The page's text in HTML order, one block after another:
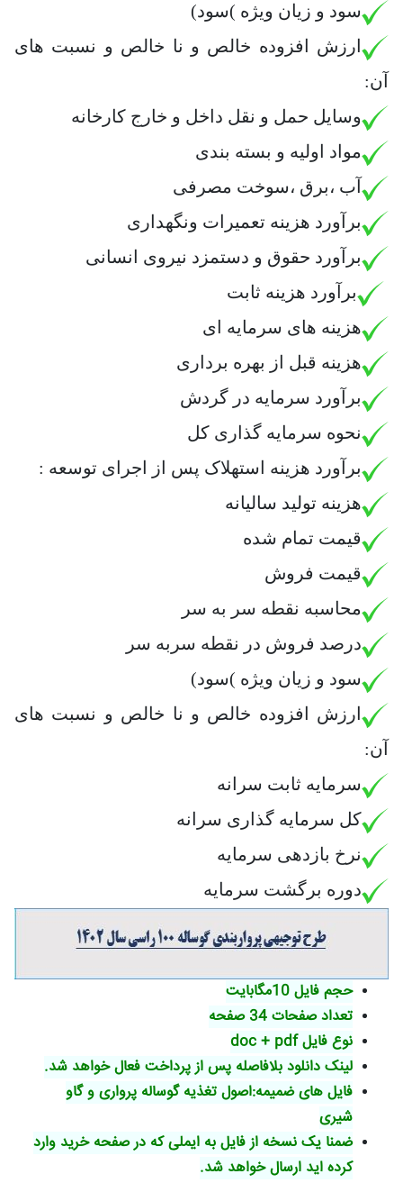
سود و زیان ویژه )سود)
ارزش افزوده خالص و نا خالص و نسبت های
آن:
وسایل حمل و نقل داخل و خارج کارخانه
مواد اولیه و بسته بندی
آب ،برق ،سوخت مصرفی
برآورد هزینه تعمیرات ونگهداری
برآورد حقوق و دستمزد نیروی انسانی
برآورد هزینه ثابت
هزینه های سرمایه ای
هزینه قبل از بهره برداری
برآورد سرمایه در گردش
نحوه سرمایه گذاری کل
برآورد هزینه استهلاک پس از اجرای توسعه :
هزینه تولید سالیانه
قیمت تمام شده
قیمت فروش
محاسبه نقطه سر به سر
درصد فروش در نقطه سربه سر
سود و زیان ویژه )سود)
ارزش افزوده خالص و نا خالص و نسبت های
آن:
سرمایه ثابت سرانه
کل سرمایه گذاری سرانه
نرخ بازدهی سرمایه
دوره برگشت سرمایه
حجم فایل 10مگابایت
تعداد صفحات 34 صفحه
نوع فایل doc + pdf
لینک دانلود بلافاصله پس از پرداخت فعال خواهد شد.
فایل های ضمیمه:اصول تغذیه گوساله پرواری و گاو
شیری
ضمنا یک نسخه از فایل به ایملی که در صفحه خرید وارد
کرده اید ارسال خواهد شد.